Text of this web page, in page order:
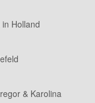
Holland
& Karolina